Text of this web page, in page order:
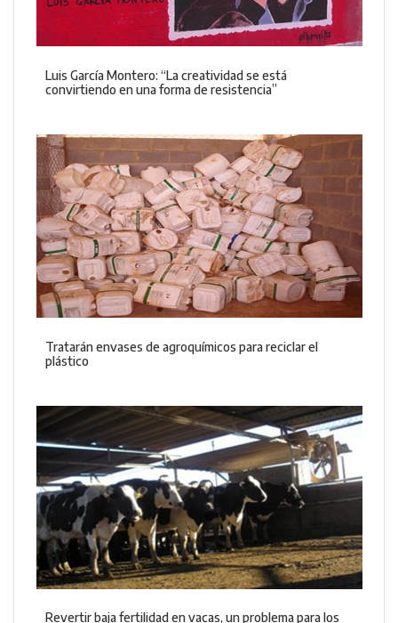
Luis García Montero: “La creatividad se está
convirtiendo en una forma de resistencia”
Tratarán envases de agroquímicos para reciclar el
plástico
Revertir baja fertilidad en vacas, un problema para los